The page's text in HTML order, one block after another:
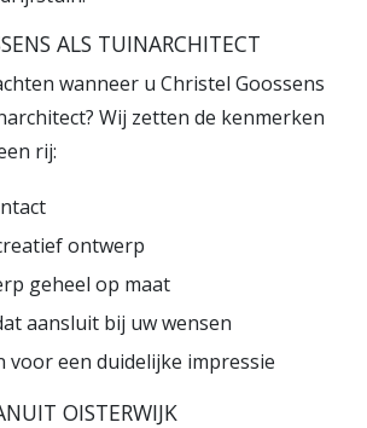
ALS TUINARCHITECT
wanneer u Christel Goossens
Wij zetten de kenmerken
rij:
ontwerp
geheel op maat
aansluit bij uw wensen
voor een duidelijke impressie
OISTERWIJK